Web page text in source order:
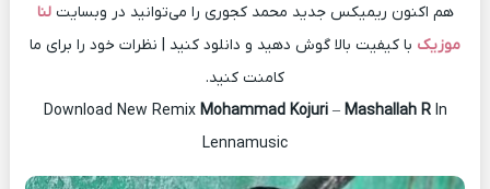
هم اکنون ریمیکس جدید محمد کجوری را می‌توانید در وبسایتلنا
موزیک با کیفیت بالا گوش دهید و دانلود کنید | نظرات خود را برای ما
کامنت کنید.
Download New Remix Mohammad Kojuri– Mashallah RIn
Lennamusic